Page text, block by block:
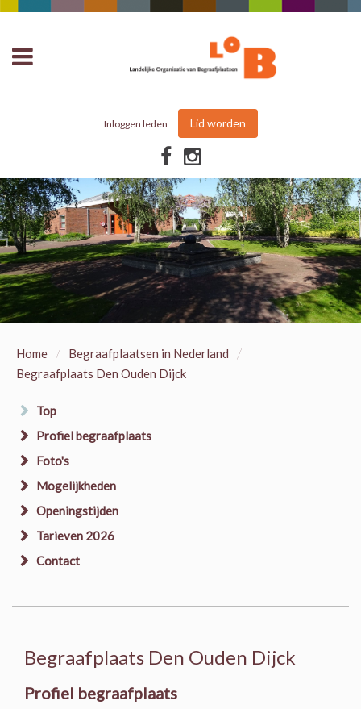
Inloggen leden Lid worden
Home / Begraafplaatsen in Nederland /
Begraafplaats Den Ouden Dijck
Top
Profiel begraafplaats
Foto's
Mogelijkheden
Openingstijden
Tarieven 2026
Contact
Begraafplaats Den Ouden Dijck
Profiel begraafplaats